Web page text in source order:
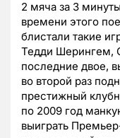
2 мяча за 3
времени этого
блистали такие
Тедди Шерингем,
последние двое,
во второй раз
престижный
по 2009 год
выиграть